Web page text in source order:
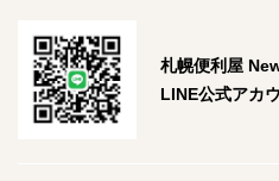
札幌便利屋
LINE公式アカ